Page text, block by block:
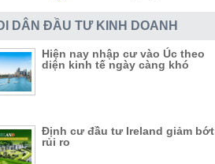
DÂN ĐẦU TƯ KINH DOANH
Hiện nay nhập cư vào Úc theo
diện kinh tế ngày càng khó
Định cư đầu tư Ireland giảm bớt
rủi ro